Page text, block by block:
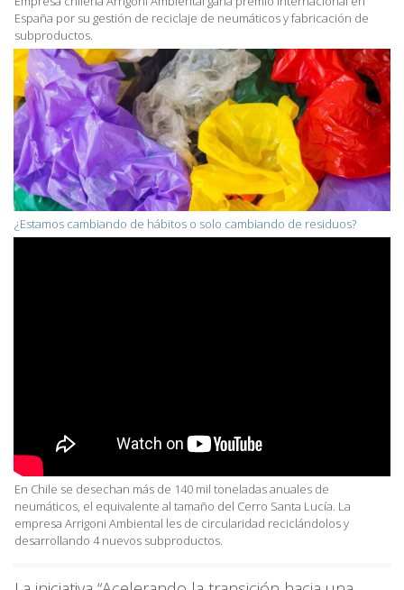
España por su gestión de reciclaje de neumáticos y fabricación de
subproductos.
¿Estamos cambiando de hábitos o solo cambiando de residuos?
En Chile se desechan más de 140 mil toneladas anuales de
neumáticos, el equivalente al tamaño del Cerro Santa Lucía. La
empresa Arrigoni Ambiental les de circularidad reciclándolos y
desarrollando 4 nuevos subproductos.